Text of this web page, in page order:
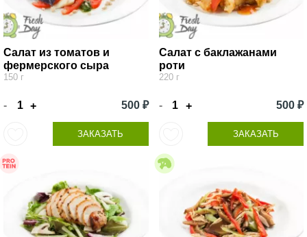
Салат из томатов и
фермерского сыра
150 г
- + 500 ₽
ЗАКАЗАТЬ
Салат с баклажанами
роти
220 г
- + 500 ₽
ЗАКАЗАТЬ